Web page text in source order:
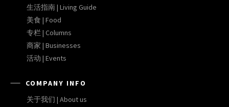
生活指南 | Living Guide
美食 | Food
专栏 | Columns
商家 | Businesses
活动 | Events
COMPANY INFO
关于我们 | About us